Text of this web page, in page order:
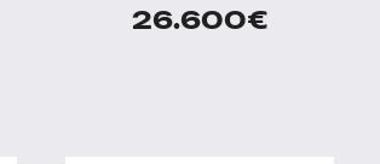
26.600€